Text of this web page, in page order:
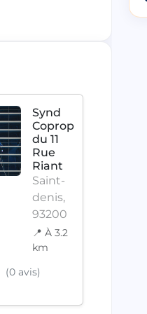
Synd
Coprop
du 11
Rue
Riant
Saint-
denis,
93200
📍 À 3.2
km
(0 avis)